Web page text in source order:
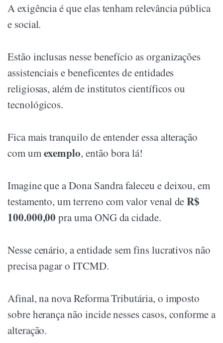
A exigência é que elas tenham relevância pública
e social.
Estão inclusas nesse benefício as organizações
assistenciais e beneficentes de entidades
religiosas, além de institutos científicos ou
tecnológicos.
Fica mais tranquilo de entender essa alteração
com umexemplo, então bora lá!
Imagine que a Dona Sandra faleceu e deixou, em
testamento, um terreno com valor venal deR$
100.000,00 pra uma ONG da cidade.
Nesse cenário, a entidade sem fins lucrativos não
precisa pagar o ITCMD.
Afinal, na nova Reforma Tributária, o imposto
sobre herança não incide nesses casos, conforme a
alteração.